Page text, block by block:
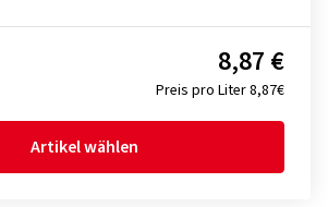
Preis pro Liter 8,87€
8,87 €
Artikel wählen